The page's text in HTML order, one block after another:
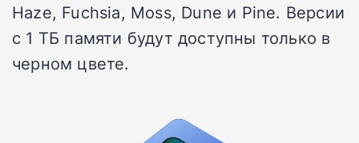
Haze, Fuchsia, Moss, Dune и Pine. Версии
с 1 ТБ памяти будут доступны только в
черном цвете.